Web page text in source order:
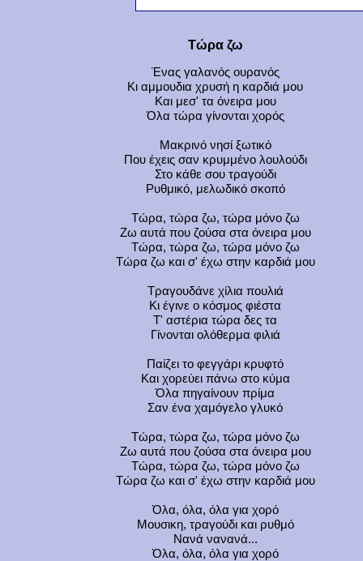
Τώρα ζω
Ένας γαλανός ουρανός
Κι αμμουδια χρυσή η καρδιά μου
Και μεσ' τα όνειρα μου
Όλα τώρα γίνονται χορός
Μακρινό νησί ξωτικό
Που έχεις σαν κρυμμένο λουλούδι
Στο κάθε σου τραγούδι
Ρυθμικό, μελωδικό σκοπό
Τώρα, τώρα ζω, τώρα μόνο ζω
Ζω αυτά που ζούσα στα όνειρα μου
Τώρα, τώρα ζω, τώρα μόνο ζω
Τώρα ζω και σ' έχω στην καρδιά μου
Τραγουδάνε χίλια πουλιά
Κι έγινε ο κόσμος φιέστα
Τ' αστέρια τώρα δες τα
Γίνονται ολόθερμα φιλιά
Παίζει το φεγγάρι κρυφτό
Και χορεύει πάνω στο κύμα
Όλα πηγαίνουν πρίμα
Σαν ένα χαμόγελο γλυκό
Τώρα, τώρα ζω, τώρα μόνο ζω
Ζω αυτά που ζούσα στα όνειρα μου
Τώρα, τώρα ζω, τώρα μόνο ζω
Τώρα ζω και σ' έχω στην καρδιά μου
Όλα, όλα, όλα για χορό
Μουσικη, τραγούδι και ρυθμό
Νανά νανανά...
Όλα, όλα, όλα για χορό